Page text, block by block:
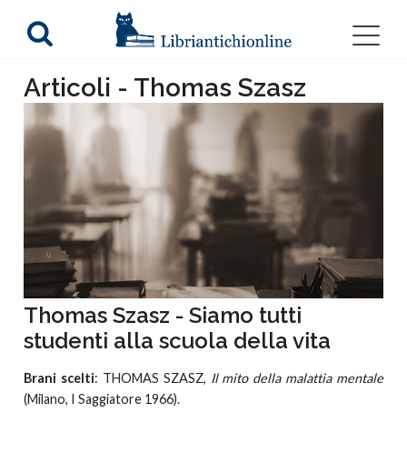
Articoli - Thomas Szasz
Thomas Szasz - Siamo tutti
studenti alla scuola della vita
Brani scelti: THOMAS SZASZ, Il mito della malattia mentale
(Milano, I Saggiatore 1966).